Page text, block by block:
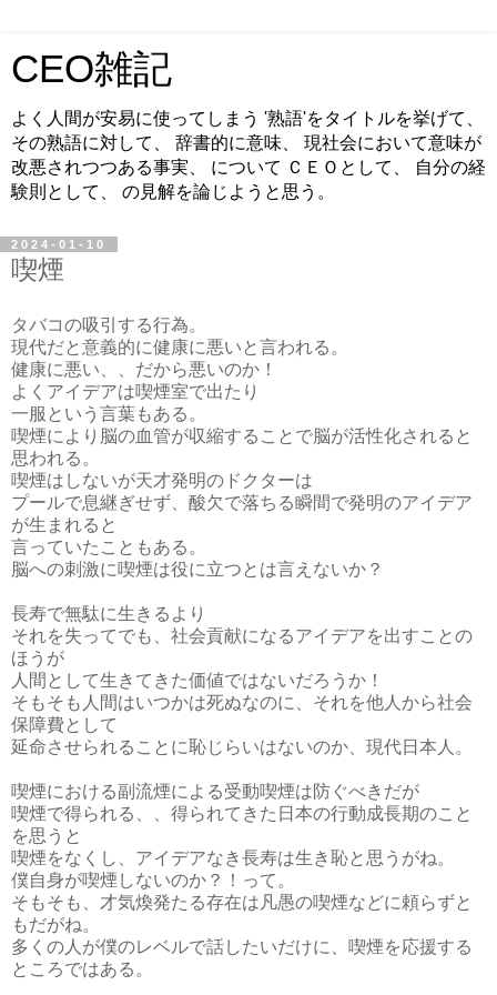
CEO雑記
よく人間が安易に使ってしまう '熟語'をタイトルを挙げて、
その熟語に対して、 辞書的に意味、 現社会において意味が
改悪されつつある事実、 について ＣＥＯとして、 自分の経
験則として、 の見解を論じようと思う。
2024-01-10
喫煙
タバコの吸引する行為。
現代だと意義的に健康に悪いと言われる。
健康に悪い、、だから悪いのか！
よくアイデアは喫煙室で出たり
一服という言葉もある。
喫煙により脳の血管が収縮することで脳が活性化されると
思われる。
喫煙はしないが天才発明のドクターは
プールで息継ぎせず、酸欠で落ちる瞬間で発明のアイデア
が生まれると
言っていたこともある。
脳への刺激に喫煙は役に立つとは言えないか？
長寿で無駄に生きるより
それを失ってでも、社会貢献になるアイデアを出すことの
ほうが
人間として生きてきた価値ではないだろうか！
そもそも人間はいつかは死ぬなのに、それを他人から社会
保障費として
延命させられることに恥じらいはないのか、現代日本人。
喫煙における副流煙による受動喫煙は防ぐべきだが
喫煙で得られる、、得られてきた日本の行動成長期のこと
を思うと
喫煙をなくし、アイデアなき長寿は生き恥と思うがね。
僕自身が喫煙しないのか？！って。
そもそも、才気煥発たる存在は凡愚の喫煙などに頼らずと
もだがね。
多くの人が僕のレベルで話したいだけに、喫煙を応援する
ところではある。